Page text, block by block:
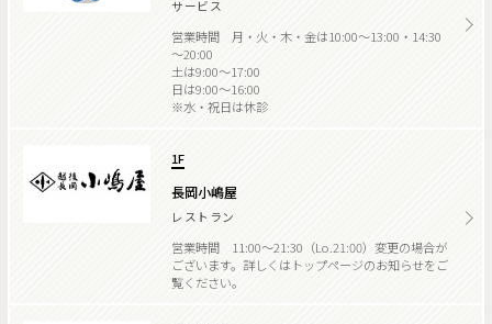
サービス
営業時間 月・火・木・金は10:00～13:00・14:30
～20:00
土は9:00～17:00
日は9:00～16:00
※水・祝日は休診
1F
長岡小嶋屋
レストラン
営業時間 11:00～21:30（Lo.21:00）変更の場合が
ございます。詳しくはトップページのお知らせをご
覧ください。